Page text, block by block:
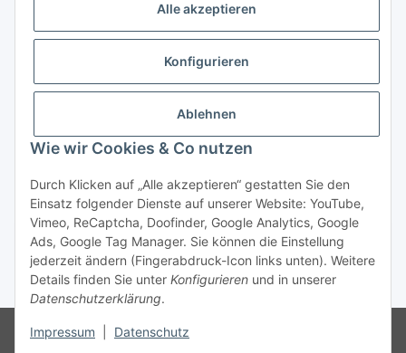
Alle akzeptieren
Konfigurieren
Ablehnen
Wie wir Cookies & Co nutzen
Durch Klicken auf „Alle akzeptieren“ gestatten Sie den
Einsatz folgender Dienste auf unserer Website: YouTube,
Vimeo, ReCaptcha, Doofinder, Google Analytics, Google
Ads, Google Tag Manager. Sie können die Einstellung
jederzeit ändern (Fingerabdruck-Icon links unten). Weitere
Details finden Sie unter Konfigurieren und in unserer
Datenschutzerklärung.
Impressum Datenschutz
Gesetzliche Informationen
Bestellung wiederrufen
* Alle Preise inkl. gesetzlicher USt., zzgl.Versand
Besucherzähler: 74768191